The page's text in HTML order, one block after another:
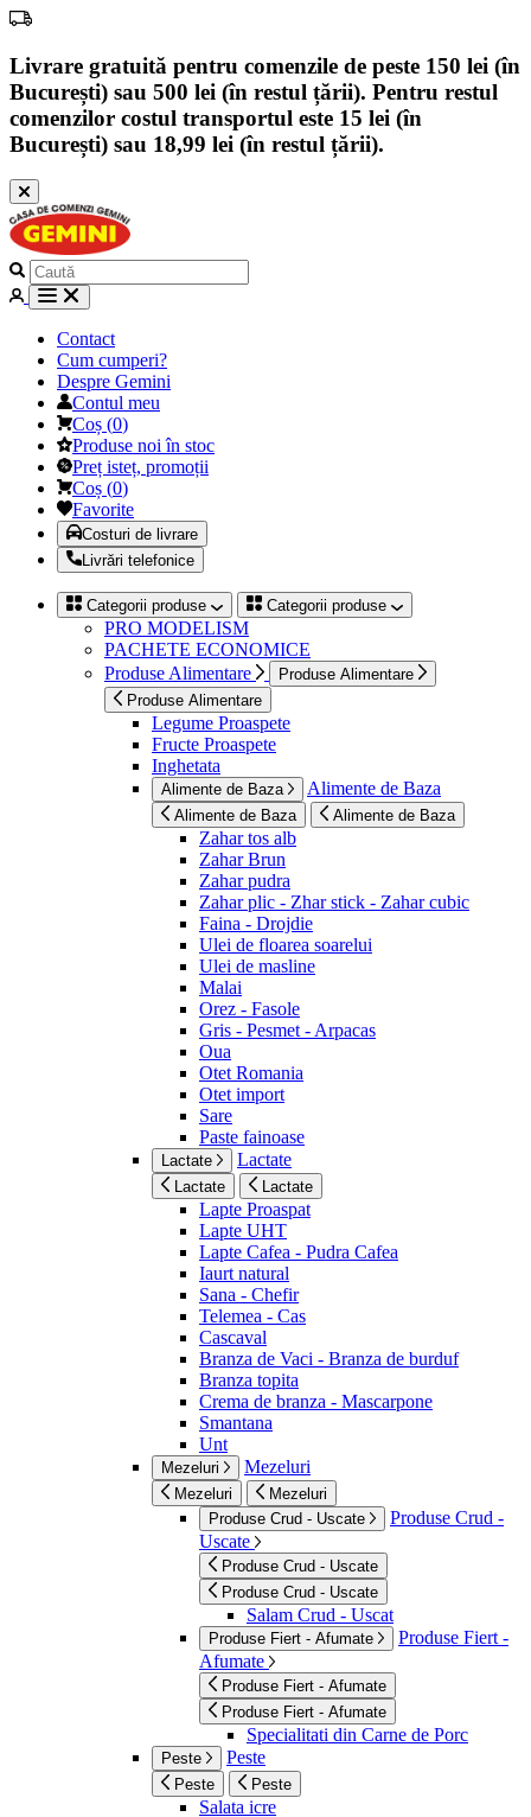
Livrare gratuită pentru comenzile de peste 150 lei (în
București) sau 500 lei (în restul țării). Pentru restul
comenzilor costul transportul este 15 lei (în
București) sau 18,99 lei (în restul țării).
Contact
Cum cumperi?
Despre Gemini
Contul meu
Coș (0)
Produse noi în stoc
Preț isteț, promoții
Coș (0)
Favorite
Costuri de livrare
Livrări telefonice
Categorii produse Categorii produse
PRO MODELISM
PACHETE ECONOMICE
Produse Alimentare
Produse Alimentare
Produse Alimentare
Legume Proaspete
Fructe Proaspete
Inghetata
Alimente de Baza Alimente de Baza
Alimente de Baza Alimente de Baza
Zahar tos alb
Zahar Brun
Zahar pudra
Zahar plic - Zhar stick - Zahar cubic
Faina - Drojdie
Ulei de floarea soarelui
Ulei de masline
Malai
Orez - Fasole
Gris - Pesmet - Arpacas
Oua
Otet Romania
Otet import
Sare
Paste fainoase
Lactate Lactate
Lactate Lactate
Lapte Proaspat
Lapte UHT
Lapte Cafea - Pudra Cafea
Iaurt natural
Sana - Chefir
Telemea - Cas
Cascaval
Branza de Vaci - Branza de burduf
Branza topita
Crema de branza - Mascarpone
Smantana
Unt
Mezeluri Mezeluri
Mezeluri
Mezeluri
Produse Crud - Uscate
Produse Crud -
Uscate
Produse Crud - Uscate
Produse Crud - Uscate
Salam Crud - Uscat
Produse Fiert - Afumate
Produse Fiert -
Afumate
Produse Fiert - Afumate
Produse Fiert - Afumate
Specialitati din Carne de Porc
Peste Peste
Peste Peste
Salata icre